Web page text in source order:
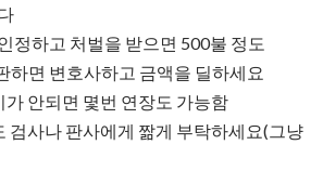
정하고 처벌을 받으면 500불 정도
하면 변호사하고 금액을 딜하세요
가 안되면 몇번 연장도 가능함
검사나 판사에게 짦게 부탁하세요(그냥